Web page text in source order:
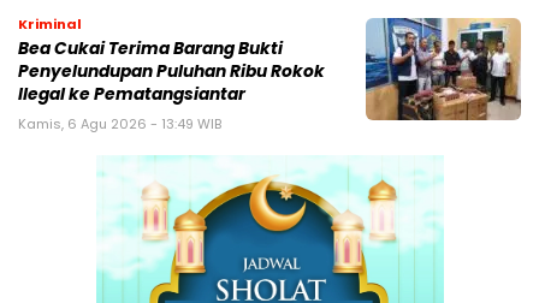
Kriminal
Bea Cukai Terima Barang Bukti
Penyelundupan Puluhan Ribu Rokok
Ilegal ke Pematangsiantar
Kamis, 6 Agu 2026 - 13:49 WIB